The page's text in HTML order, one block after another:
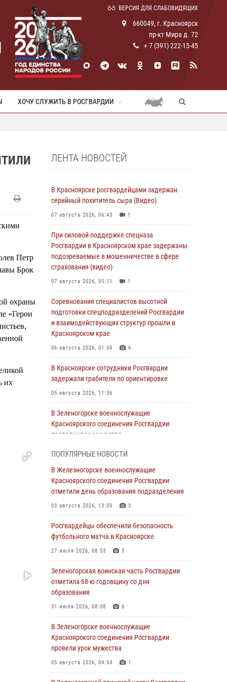
ВЕРСИЯ ДЛЯ СЛАБОВИДЯЩИХ
660049, г. Красноярск
пр-кт Мира д. 72
+ 7 (391) 222-15-45
ХОЧУ СЛУЖИТЬ В РОСГВАРДИИ
Петр
Брок
охраны
«Герои
их
ЛЕНТА НОВОСТЕЙ
В Красноярске росгвардейцами задержан
серийный похититель сыра (Видео)
07 августа 2026, 06:43 1
При силовой поддержке спецназа
Росгвардии в Красноярском крае задержаны
подозреваемые в мошенничестве в сфере
страхования (видео)
07 августа 2026, 05:11 1
Соревнования специалистов высотной
подготовки спецподразделений Росгвардии
и взаимодействующих структур прошли в
Красноярском крае
06 августа 2026, 01:59 6
В Красноярске сотрудники Росгвардии
задержали грабителя по ориентировке
05 августа 2026, 11:36
В Зеленогорске военнослужащие
Красноярского соединения Росгвардии
провели урок мужества
В Красноярске взрывотехники
спецподразделения Росгвардии уничтожили
артиллерийский снаряд
05 августа 2026, 04:52 1
В Красноярске сотрудники
вневедомственной охраны Росгвардии
задержали подозреваемого в серии краж из
04 августа 2026, 09:57
Сотрудники Росгвардии обеспечили
общественный порядок во время
Дудинке
04 августа 2026, 08:36 1
В Красноярске сотрудники Росгвардии
супермаркета
ПОПУЛЯРНЫЕ НОВОСТИ
В Железногорске военнослужащие
Красноярского соединения Росгвардии
отметили день образования подразделения
03 августа 2026, 13:09 3
Росгвардейцы обеспечили безопасность
футбольного матча в Красноярске
27 июля 2026, 08:53 3
Зеленогорская воинская часть Росгвардии
отметила 68-ю годовщину со дня
образования
31 июля 2026, 08:08 6
В Зеленогорске военнослужащие
Красноярского соединения Росгвардии
провели урок мужества
05 августа 2026, 04:54 1